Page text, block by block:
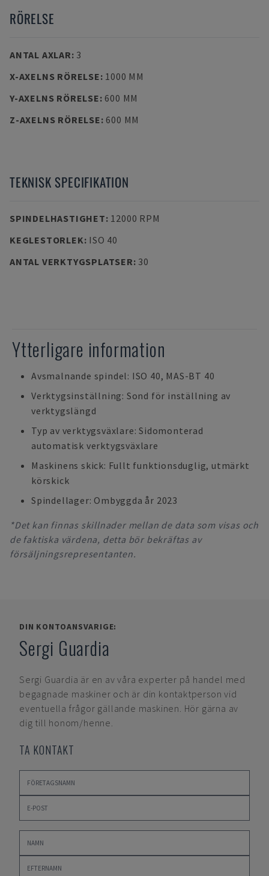
RÖRELSE
ANTAL AXLAR: 3
X-AXELNS RÖRELSE: 1000 MM
Y-AXELNS RÖRELSE: 600 MM
Z-AXELNS RÖRELSE: 600 MM
TEKNISK SPECIFIKATION
SPINDELHASTIGHET: 12000 RPM
KEGLESTORLEK: ISO 40
ANTAL VERKTYGSPLATSER: 30
Ytterligare information
Avsmalnande spindel: ISO 40, MAS-BT 40
Verktygsinställning: Sond för inställning av
verktygslängd
Typ av verktygsväxlare: Sidomonterad
automatisk verktygsväxlare
Maskinens skick: Fullt funktionsduglig, utmärkt
körskick
Spindellager: Ombyggda år 2023
*Det kan finnas skillnader mellan de data som visas och
de faktiska värdena, detta bör bekräftas av
försäljningsrepresentanten.
DIN KONTOANSVARIGE:
Sergi Guardia
Sergi Guardia är en av våra experter på handel med
begagnade maskiner och är din kontaktperson vid
eventuella frågor gällande maskinen. Hör gärna av
dig till honom/henne.
TA KONTAKT